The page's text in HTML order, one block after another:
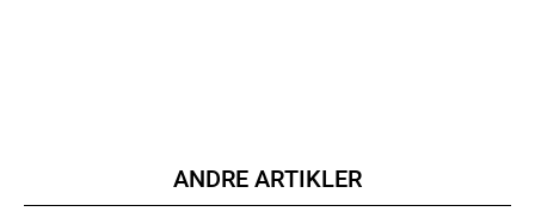
ANDRE ARTIKLER